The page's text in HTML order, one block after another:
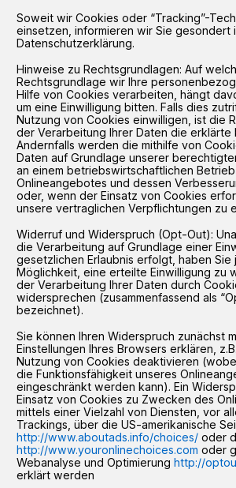
Soweit wir Cookies oder “Tracking”-
einsetzen, informieren wir Sie gesondert
Datenschutzerklärung.
Hinweise zu Rechtsgrundlagen: Auf
Rechtsgrundlage wir Ihre
Hilfe von Cookies verarbeiten, hängt
um eine Einwilligung bitten. Falls dies
Nutzung von Cookies einwilligen, ist die
der Verarbeitung Ihrer Daten die erklärte
Andernfalls werden die mithilfe von
Daten auf Grundlage unserer
an einem betriebswirtschaftlichen
Onlineangebotes und dessen
oder, wenn der Einsatz von Cookies
unsere vertraglichen Verpflichtungen zu
Widerruf und Widerspruch (Opt-Out):
die Verarbeitung auf Grundlage einer
gesetzlichen Erlaubnis erfolgt, haben
Möglichkeit, eine erteilte Einwilligung zu
der Verarbeitung Ihrer Daten durch
widersprechen (zusammenfassend als
bezeichnet).
Sie können Ihren Widerspruch zunächst
Einstellungen Ihres Browsers erklären,
Nutzung von Cookies deaktivieren
die Funktionsfähigkeit unseres
eingeschränkt werden kann). Ein
Einsatz von Cookies zu Zwecken des
mittels einer Vielzahl von Diensten, vor
Trackings, über die US-amerikanische
http://www.aboutads.info/choices/ oder
http://www.youronlinechoices.com oder
Webanalyse und Optimierung http://
erklärt werden